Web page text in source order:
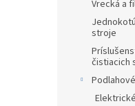
Vrecká a
stroje
čistiacich